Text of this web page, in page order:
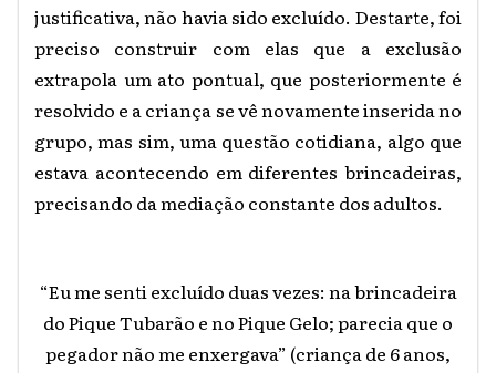
justificativa, não havia sido excluído. Destarte, foi
preciso construir com elas que a exclusão
extrapola um ato pontual, que posteriormente é
resolvido e a criança se vê novamente inserida no
grupo, mas sim, uma questão cotidiana, algo que
estava acontecendo em diferentes brincadeiras,
precisando da mediação constante dos adultos.
“Eu me senti excluído duas vezes: na brincadeira
do Pique Tubarão e no Pique Gelo; parecia que o
pegador não me enxergava” (criança de 6 anos,